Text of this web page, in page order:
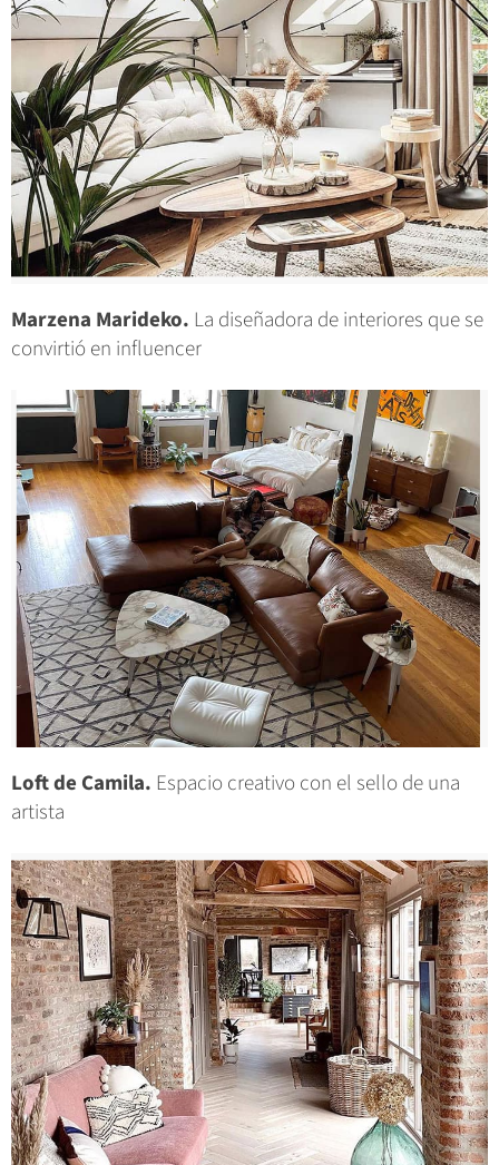
Marzena Marideko. La diseñadora de interiores que se
convirtió en influencer
Loft de Camila. Espacio creativo con el sello de una
artista